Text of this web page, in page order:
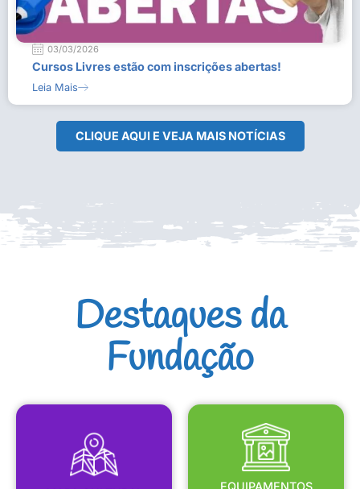
03/03/2026
Cursos Livres estão com inscrições abertas!
Leia Mais
CLIQUE AQUI E VEJA MAIS NOTÍCIAS
Destaques da
Fundação
MAPA CULTURAL EQUIPAMENTOS
CULTURAIS